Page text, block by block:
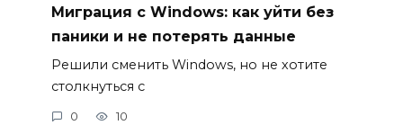
Миграция с Windows: как уйти без
паники и не потерять данные
Решили сменить Windows, но не хотите
столкнуться с
0 10